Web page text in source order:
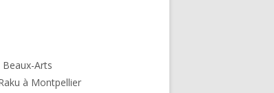
Arts
à Montpellier